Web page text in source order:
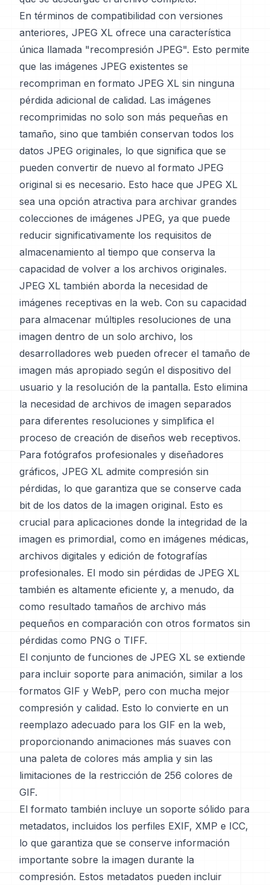
En términos de compatibilidad con versiones
anteriores, JPEG XL ofrece una característica
única llamada "recompresión JPEG". Esto permite
que las imágenes JPEG existentes se
recompriman en formato JPEG XL sin ninguna
pérdida adicional de calidad. Las imágenes
recomprimidas no solo son más pequeñas en
tamaño, sino que también conservan todos los
datos JPEG originales, lo que significa que se
pueden convertir de nuevo al formato JPEG
original si es necesario. Esto hace que JPEG XL
sea una opción atractiva para archivar grandes
colecciones de imágenes JPEG, ya que puede
reducir significativamente los requisitos de
almacenamiento al tiempo que conserva la
capacidad de volver a los archivos originales.
JPEG XL también aborda la necesidad de
imágenes receptivas en la web. Con su capacidad
para almacenar múltiples resoluciones de una
imagen dentro de un solo archivo, los
desarrolladores web pueden ofrecer el tamaño de
imagen más apropiado según el dispositivo del
usuario y la resolución de la pantalla. Esto elimina
la necesidad de archivos de imagen separados
para diferentes resoluciones y simplifica el
proceso de creación de diseños web receptivos.
Para fotógrafos profesionales y diseñadores
gráficos, JPEG XL admite compresión sin
pérdidas, lo que garantiza que se conserve cada
bit de los datos de la imagen original. Esto es
crucial para aplicaciones donde la integridad de la
imagen es primordial, como en imágenes médicas,
archivos digitales y edición de fotografías
profesionales. El modo sin pérdidas de JPEG XL
también es altamente eficiente y, a menudo, da
como resultado tamaños de archivo más
pequeños en comparación con otros formatos sin
pérdidas como PNG o TIFF.
El conjunto de funciones de JPEG XL se extiende
para incluir soporte para animación, similar a los
formatos GIF y WebP, pero con mucha mejor
compresión y calidad. Esto lo convierte en un
reemplazo adecuado para los GIF en la web,
proporcionando animaciones más suaves con
una paleta de colores más amplia y sin las
limitaciones de la restricción de 256 colores de
GIF.
El formato también incluye un soporte sólido para
metadatos, incluidos los perfiles EXIF, XMP e ICC,
lo que garantiza que se conserve información
importante sobre la imagen durante la
compresión. Estos metadatos pueden incluir